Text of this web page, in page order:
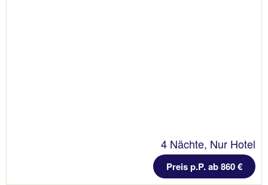
4 Nächte, Nur Hotel
Preis p.P. ab 860 €